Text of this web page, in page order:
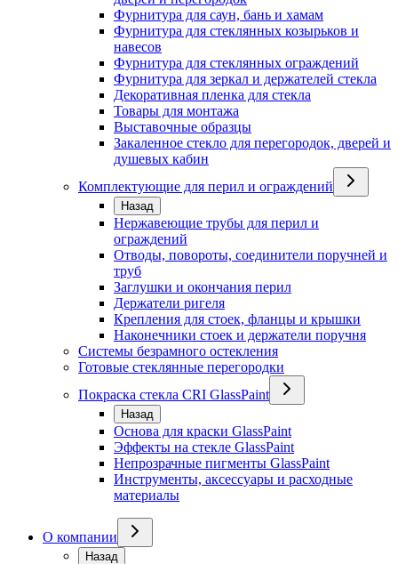
Фурнитура для саун, бань и хамам
Фурнитура для стеклянных козырьков и
навесов
Фурнитура для стеклянных ограждений
Фурнитура для зеркал и держателей стекла
Декоративная пленка для стекла
Товары для монтажа
Выставочные образцы
Закаленное стекло для перегородок, дверей и
душевых кабин
Комплектующие для перил и ограждений
Назад
Нержавеющие трубы для перил и
ограждений
Отводы, повороты, соединители поручней и
труб
Заглушки и окончания перил
Держатели ригеля
Крепления для стоек, фланцы и крышки
Наконечники стоек и держатели поручня
Системы безрамного остекления
Готовые стеклянные перегородки
Покраска стекла CRI GlassPaint
Назад
Основа для краски GlassPaint
Эффекты на стекле GlassPaint
Непрозрачные пигменты GlassPaint
Инструменты, аксессуары и расходные
материалы
О компании
Назад